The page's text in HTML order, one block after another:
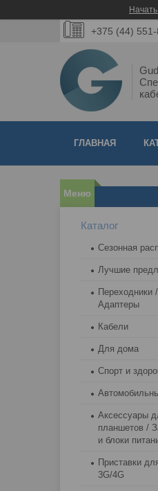
+375 (44)
ГЛАВНАЯ
Каталог
Сезонная
Лучшие
Переходники
Адаптеры
Кабели
Для дома
Спорт и
Аксессуары
планшетов /
и блоки
Приставки
3G/4G